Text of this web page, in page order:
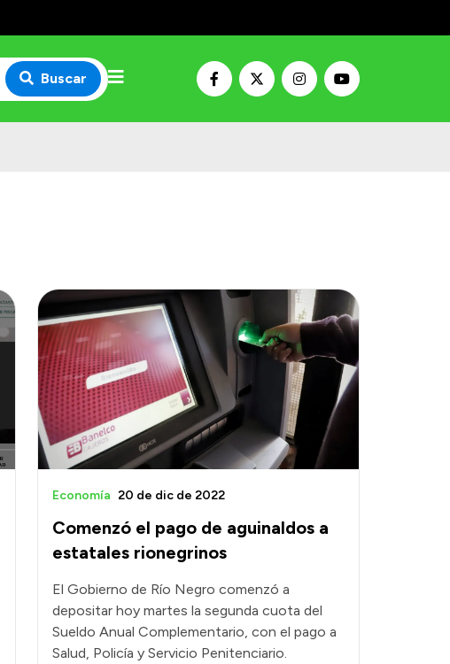
Buscar
Comenzó el pago de aguinaldos a
estatales rionegrinos
Economía 20 de dic de 2022
El Gobierno de Río Negro comenzó a
depositar hoy martes la segunda cuota del
Sueldo Anual Complementario, con el pago a
Salud, Policía y Servicio Penitenciario.